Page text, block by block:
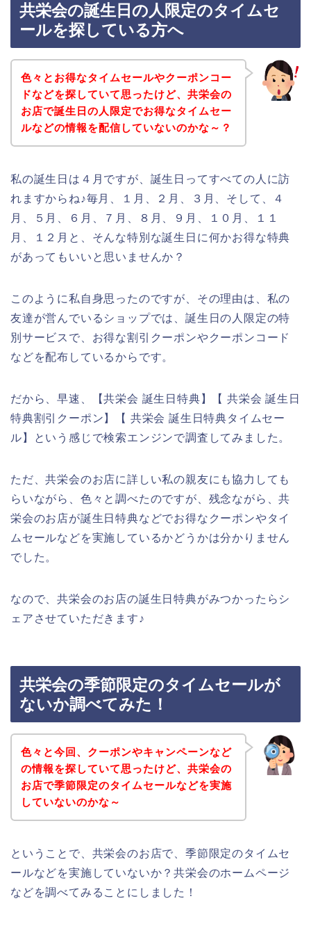
共栄会の誕生日の人限定のタイムセ
ールを探している方へ
色々とお得なタイムセールやクーポンコー
ドなどを探していて思ったけど、共栄会の
お店で誕生日の人限定でお得なタイムセー
ルなどの情報を配信していないのかな～？
私の誕生日は４月ですが、誕生日ってすべての人に訪
れますからね♪毎月、１月、２月、３月、そして、４
月、５月、６月、７月、８月、９月、１０月、１１
月、１２月と、そんな特別な誕生日に何かお得な特典
があってもいいと思いませんか？
このように私自身思ったのですが、その理由は、私の
友達が営んでいるショップでは、誕生日の人限定の特
別サービスで、お得な割引クーポンやクーポンコード
などを配布しているからです。
だから、早速、【共栄会 誕生日特典】【 共栄会 誕生日
特典割引クーポン】【 共栄会 誕生日特典タイムセー
ル】という感じで検索エンジンで調査してみました。
ただ、共栄会のお店に詳しい私の親友にも協力しても
らいながら、色々と調べたのですが、残念ながら、共
栄会のお店が誕生日特典などでお得なクーポンやタイ
ムセールなどを実施しているかどうかは分かりません
でした。
なので、共栄会のお店の誕生日特典がみつかったらシ
ェアさせていただきます♪
共栄会の季節限定のタイムセールが
ないか調べてみた！
色々と今回、クーポンやキャンペーンなど
の情報を探していて思ったけど、共栄会の
お店で季節限定のタイムセールなどを実施
していないのかな～
ということで、共栄会のお店で、季節限定のタイムセ
ールなどを実施していないか？共栄会のホームページ
などを調べてみることにしました！